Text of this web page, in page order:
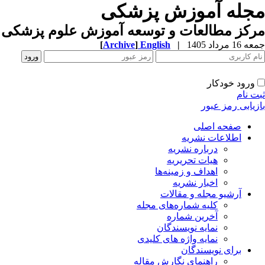
مجله آموزش پزشکی
مرکز مطالعات و توسعه آموزش علوم پزشکی
جمعه 16 مرداد 1405 |
English
[Archive]
ورود خودکار
ثبت نام
بازیابی رمز عبور
صفحه اصلی
اطلاعات نشریه
درباره نشریه
هیات تحریریه
اهداف و زمینه‌ها
اخبار نشریه
آرشیو مجله و مقالات
کلیه شماره‌های مجله
آخرین شماره
نمایه نویسندگان
نمایه واژه های کلیدی
برای نویسندگان
راهنمای نگارش مقاله